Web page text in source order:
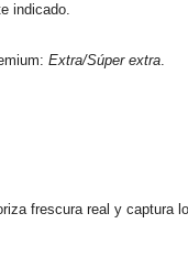
indicado.
Extra/Súper extra
frescura real y captura